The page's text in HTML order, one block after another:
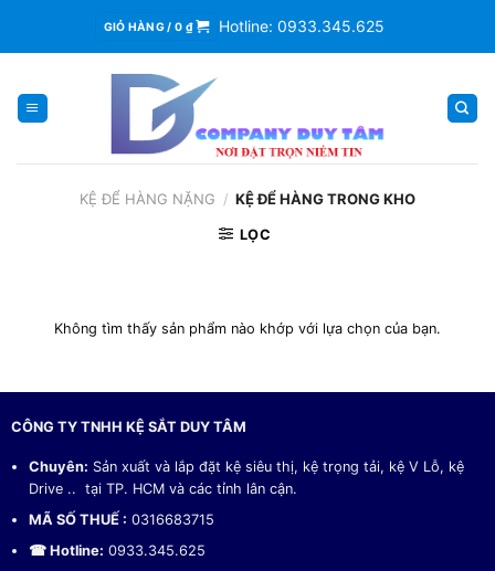
content
GIỎ HÀNG / 0 ₫ Hotline: 0933.345.625
KỆ ĐỂ HÀNG NẶNG / KỆ ĐỂ HÀNG TRONG KHO
LỌC
Không tìm thấy sản phẩm nào khớp với lựa chọn của bạn.
CÔNG TY TNHH KỆ SẮT DUY TÂM
Chuyên: Sản xuất và lắp đặt kệ siêu thị, kệ trọng tải, kệ V Lỗ, kệ
Drive .. tại TP. HCM và các tỉnh lân cận.
MÃ SỐ THUẾ : 0316683715
☎ Hotline: 0933.345.625